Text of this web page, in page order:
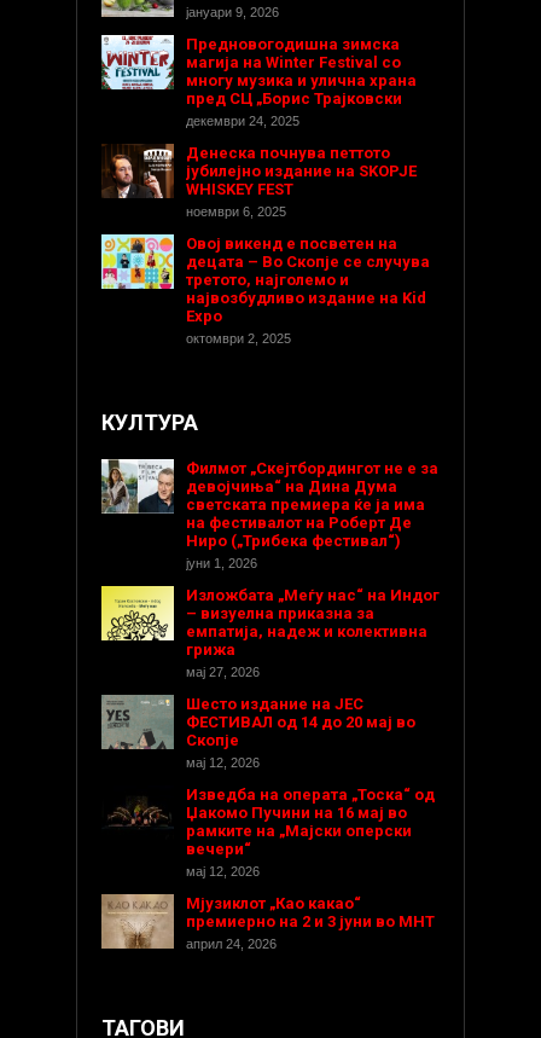
јануари 9, 2026
Предновогодишнa зимска
магија на Winter Festival со
многу музика и улична храна
пред СЦ „Борис Трајковски
декември 24, 2025
Денеска почнува петтото
јубилејно издание на SKOPJE
WHISKEY FEST
ноември 6, 2025
Овој викенд е посветен на
децата – Во Скопје се случува
третото, најголемо и
највозбудливо издание на Kid
Expo
октомври 2, 2025
КУЛТУРА
Филмот „Скејтбордингот не е за
девојчиња“ на Дина Дума
светската премиера ќе ја има
на фестивалот на Роберт Де
Ниро („Трибека фестивал“)
јуни 1, 2026
Изложбата „Меѓу нас“ на Индог
– визуелна приказна за
емпатија, надеж и колективна
грижа
мај 27, 2026
Шесто издание на ЈЕС
ФЕСТИВАЛ од 14 до 20 мај во
Скопје
мај 12, 2026
Изведба на операта „Тоска“ од
Џакомо Пучини на 16 мај во
рамките на „Мајски оперски
вечери“
мај 12, 2026
Мјузиклот „Као какао“
премиерно на 2 и 3 јуни во МНТ
април 24, 2026
ТАГОВИ